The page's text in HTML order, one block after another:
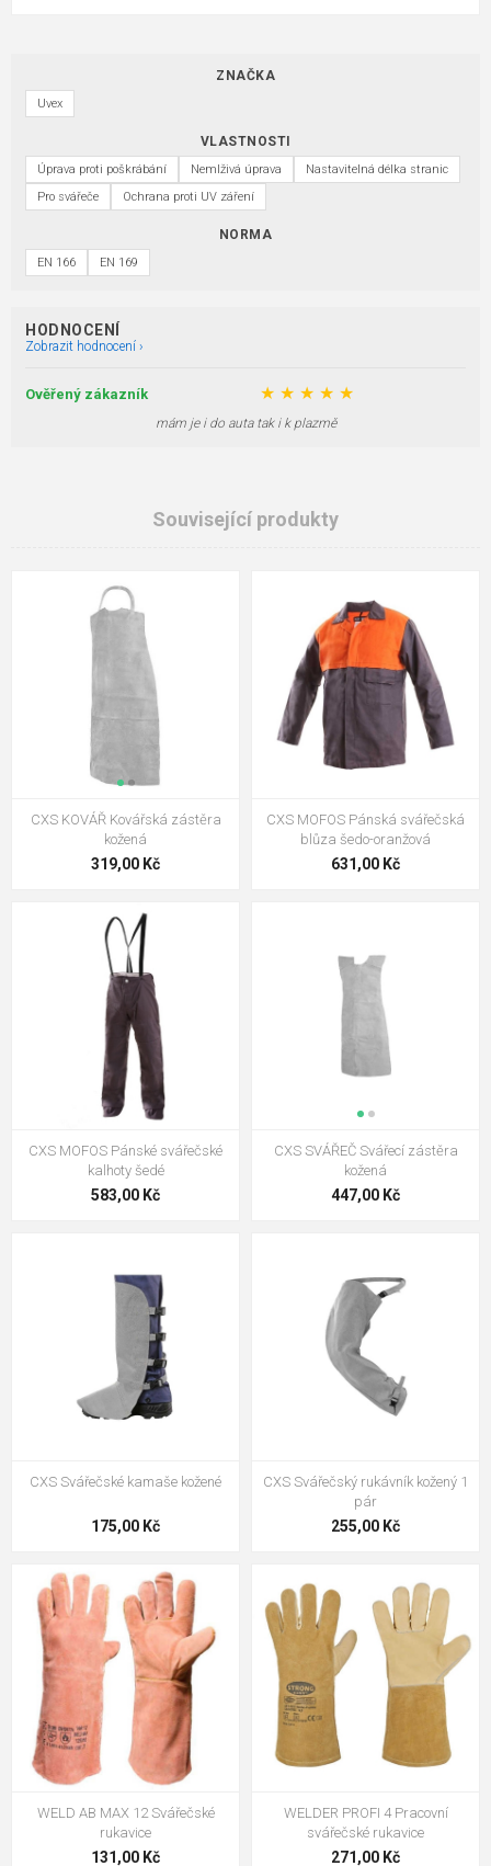
ZNAČKA
Uvex
VLASTNOSTI
Úprava proti poškrábání Nemlživá úprava
Nastavitelná délka stranic
Pro svářeče
Ochrana proti UV záření
NORMA
EN 166 EN 169
HODNOCENÍ
Zobrazit hodnocení ›
Ověřený zákazník ★ ★ ★ ★ ★
mám je i do auta tak i k plazmě
Související produkty
CXS KOVÁŘ Kovářská zástěra
kožená
319,00 Kč
CXS MOFOS Pánská svářečská
blůza šedo-oranžová
631,00 Kč
CXS MOFOS Pánské svářečské
kalhoty šedé
583,00 Kč
CXS SVÁŘEČ Svářecí zástěra
kožená
447,00 Kč
CXS Svářečské kamaše kožené
175,00 Kč
CXS Svářečský rukávník kožený 1
pár
255,00 Kč
WELD AB MAX 12 Svářečské
rukavice
131,00 Kč
WELDER PROFI 4 Pracovní
svářečské rukavice
271,00 Kč